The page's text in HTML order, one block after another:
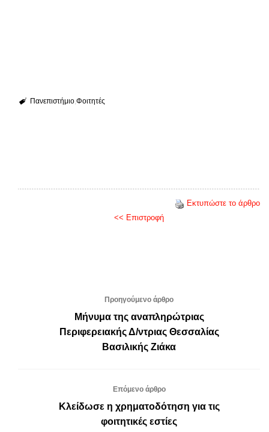
Πανεπιστήμιο Φοιτητές
Εκτυπώστε το άρθρο
<< Επιστροφή
Προηγούμενο άρθρο
Μήνυμα της αναπληρώτριας
Περιφερειακής Δ/ντριας Θεσσαλίας
Βασιλικής Ζιάκα
Επόμενο άρθρο
Κλείδωσε η χρηματοδότηση για τις
φοιτητικές εστίες